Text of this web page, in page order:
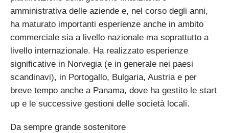
amministrativa delle aziende e, nel corso degli anni,
ha maturato importanti esperienze anche in ambito
commerciale sia a livello nazionale ma soprattutto a
livello internazionale. Ha realizzato esperienze
significative in Norvegia (e in generale nei paesi
scandinavi), in Portogallo, Bulgaria, Austria e per
breve tempo anche a Panama, dove ha gestito le start
up e le successive gestioni delle società locali.
Da sempre grande sostenitore